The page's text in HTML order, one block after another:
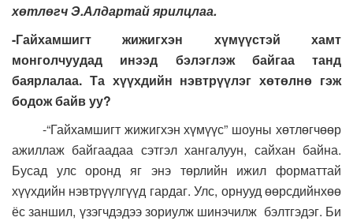
хөтлөгч Э.Алдартай ярилцлаа.
-Гайхамшигт жижигхэн хүмүүстэй хамт
монголчуудад инээд бэлэглэж байгаа танд
баярлалаа. Та хүүхдийн нэвтрүүлэг хөтөлнө гэж
бодож байв уу?
-“Гайхамшигт жижигхэн хүмүүс” шоуны хөтлөгчөөр
ажиллаж байгаадаа сэтгэл хангалуун, сайхан байна.
Бусад улс оронд яг энэ төрлийн ижил форматтай
хүүхдийн нэвтрүүлгүүд гардаг. Улс, орнууд өөрсдийнхөө
ёс заншил, үзэгчдэдээ зориулж шинэчилж бэлтгэдэг. Би